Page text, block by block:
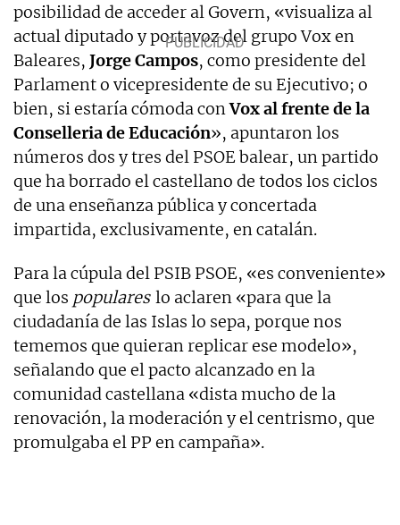
posibilidad de acceder al Govern, «visualiza al
actual diputado y portavoz del grupo Vox en
Baleares, Jorge Campos, como presidente del
Parlament o vicepresidente de su Ejecutivo; o
bien, si estaría cómoda conVox al frente de la
Conselleria de Educación», apuntaron los
números dos y tres del PSOE balear, un partido
que ha borrado el castellano de todos los ciclos
de una enseñanza pública y concertada
impartida, exclusivamente, en catalán.
Para la cúpula del PSIB PSOE, «es conveniente»
que los populares lo aclaren «para que la
ciudadanía de las Islas lo sepa, porque nos
tememos que quieran replicar ese modelo»,
señalando que el pacto alcanzado en la
comunidad castellana «dista mucho de la
renovación, la moderación y el centrismo, que
promulgaba el PP en campaña».